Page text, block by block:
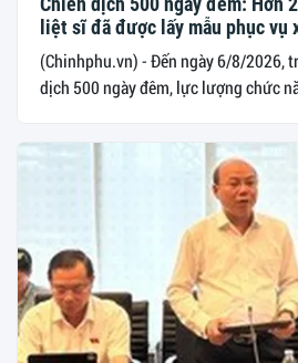
liệt sĩ đã được lấy mẫu phục vụ
(Chinhphu.vn) - Đến ngày 6/8/2026,
dịch 500 ngày đêm, lực lượng chức